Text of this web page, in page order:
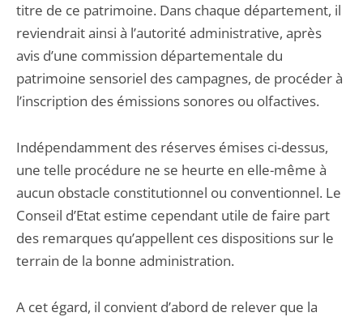
titre de ce patrimoine. Dans chaque département, il
reviendrait ainsi à l’autorité administrative, après
avis d’une commission départementale du
patrimoine sensoriel des campagnes, de procéder à
l’inscription des émissions sonores ou olfactives.
Indépendamment des réserves émises ci-dessus,
une telle procédure ne se heurte en elle-même à
aucun obstacle constitutionnel ou conventionnel. Le
Conseil d’Etat estime cependant utile de faire part
des remarques qu’appellent ces dispositions sur le
terrain de la bonne administration.
A cet égard, il convient d’abord de relever que la